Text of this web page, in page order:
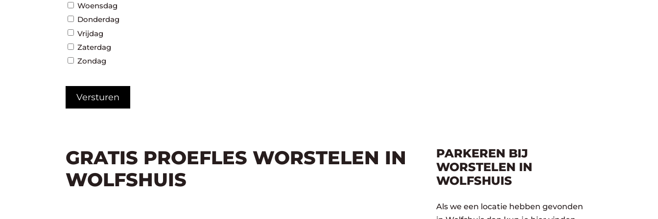
Woensdag
Donderdag
Vrijdag
Zaterdag
Zondag
GRATIS PROEFLES WORSTELEN IN
WOLFSHUIS
PARKEREN BIJ
WORSTELEN IN
WOLFSHUIS
Als we een locatie hebben gevonden